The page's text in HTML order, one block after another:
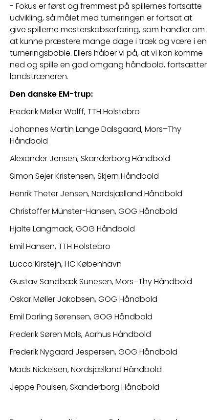
- Fokus er først og fremmest på spillernes fortsatte
udvikling, så målet med turneringen er fortsat at
give spillerne mesterskabserfaring, som handler om
at kunne præstere mange dage i træk og være i en
turneringsboble. Ellers håber vi på, at vi kan komme
ned og spille en god omgang håndbold, fortsætter
landstræneren.
Den danske EM-trup:
Frederik Møller Wolff, TTH Holstebro
Johannes Martin Lange Dalsgaard, Mors–Thy
Håndbold
Alexander Jensen, Skanderborg Håndbold
Simon Sejer Kristensen, Skjern Håndbold
Henrik Theter Jensen, Nordsjælland Håndbold
Christoffer Münster-Hansen, GOG Håndbold
Hjalte Langmack, GOG Håndbold
Emil Hansen, TTH Holstebro
Lucca Kirstejn, HC København
Gustav Sandbæk Sunesen, Mors–Thy Håndbold
Oskar Møller Jakobsen, GOG Håndbold
Emil Darling Sørensen, GOG Håndbold
Frederik Søren Mols, Aarhus Håndbold
Frederik Nygaard Jespersen, GOG Håndbold
Mads Nickelsen, Nordsjælland Håndbold
Jeppe Poulsen, Skanderborg Håndbold